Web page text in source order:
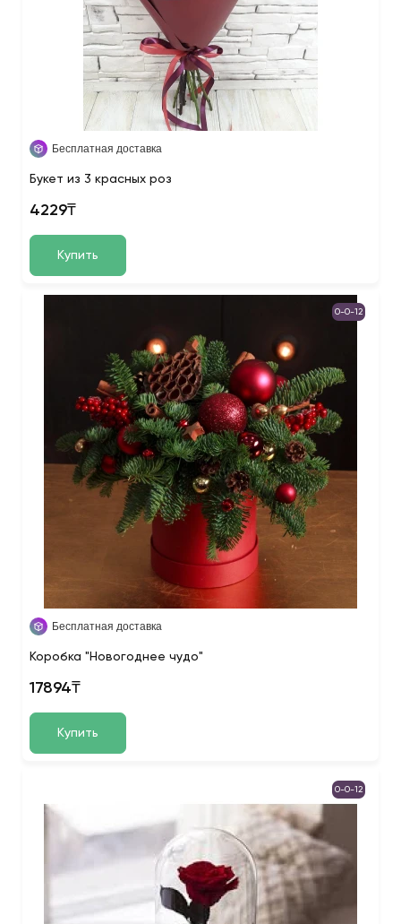
Бесплатная доставка
Букет из 3 красных роз
4229₸
Купить
0-0-12
Бесплатная доставка
Коробка "Новогоднее чудо"
17894₸
Купить
0-0-12